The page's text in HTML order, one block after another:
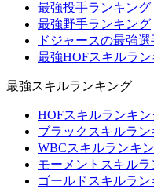
最強投手ランキング
最強野手ランキング
ドジャースの最強
最強HOFスキルラ
最強スキルランキング
HOFスキルランキン
ブラックスキルラン
WBCスキルランキ
モーメントスキル
ゴールドスキルラ